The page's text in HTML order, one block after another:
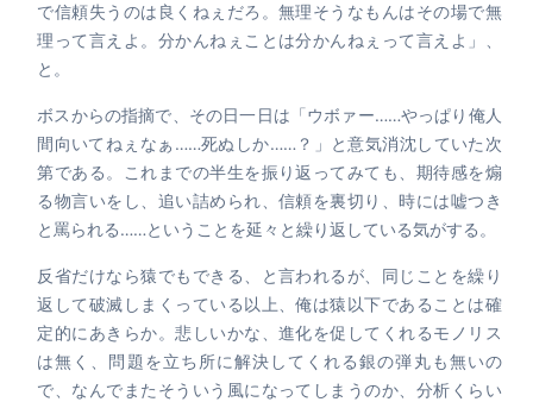
で信頼失うのは良くねぇだろ。無理そうなもんはその場で無
理って言えよ。分かんねぇことは分かんねぇって言えよ」、
と。
ボスからの指摘で、その日一日は「ウボァー……やっぱり俺人
間向いてねぇなぁ……死ぬしか……？」と意気消沈していた次
第である。これまでの半生を振り返ってみても、期待感を煽
る物言いをし、追い詰められ、信頼を裏切り、時には嘘つき
と罵られる……ということを延々と繰り返している気がする。
反省だけなら猿でもできる、と言われるが、同じことを繰り
返して破滅しまくっている以上、俺は猿以下であることは確
定的にあきらか。悲しいかな、進化を促してくれるモノリス
は無く、問題を立ち所に解決してくれる銀の弾丸も無いの
で、なんでまたそういう風になってしまうのか、分析くらい